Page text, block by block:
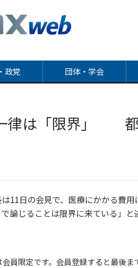
政党 団体・学会
律は「限界」 都
11日の会見で、医療にかかる費
論じることは限界に来ている」
員限定です。会員登録すると最後ま